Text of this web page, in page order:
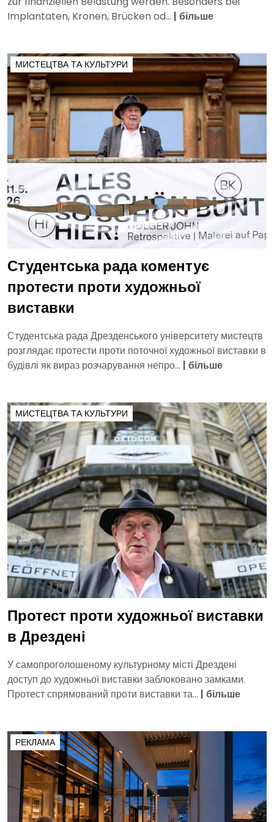
Implantaten, Kronen, Brücken od... | більше
МИСТЕЦТВА ТА КУЛЬТУРИ
Студентська рада коментує
протести проти художньої
виставки
Студентська рада Дрезденського університету мистецтв
розглядає протести проти поточної художньої виставки в
будівлі як вираз розчарування непро... | більше
МИСТЕЦТВА ТА КУЛЬТУРИ
Протест проти художньої виставки
в Дрездені
У самопроголошеному культурному місті Дрездені
доступ до художньої виставки заблоковано замками.
Протест спрямований проти виставки та... | більше
РЕКЛАМА